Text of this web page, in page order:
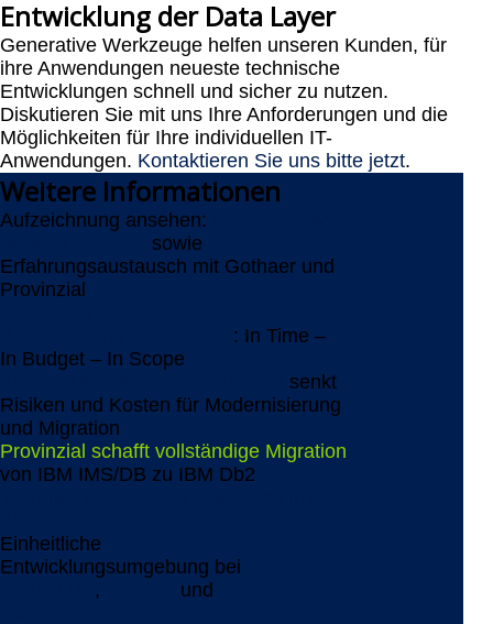
Entwicklung der Data Layer
Generative Werkzeuge helfen unseren Kunden, für
ihre Anwendungen neueste technische
Entwicklungen schnell und sicher zu nutzen.
Diskutieren Sie mit uns Ihre Anforderungen und die
Möglichkeiten für Ihre individuellen IT-
Anwendungen. Kontaktieren Sie uns bitte jetzt.
Weitere Informationen
Aufzeichnung ansehen:
sowie
Erfahrungsaustausch mit Gothaer und
Provinzial
: In Time –
In Budget – In Scope
senkt
Risiken und Kosten für Modernisierung
und Migration
Provinzial schafft vollständige Migration
von IBM IMS/DB zu IBM Db2
Einheitliche
Entwicklungsumgebung bei
, und